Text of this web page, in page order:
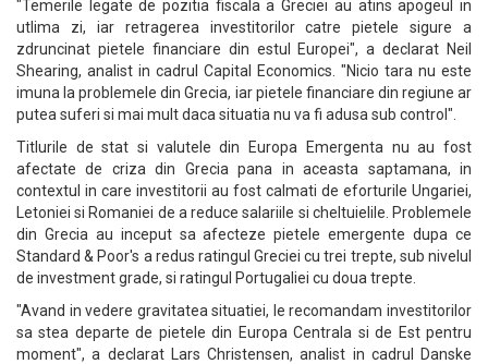
"Temerile legate de pozitia fiscala a Greciei au atins apogeul in
utlima zi, iar retragerea investitorilor catre pietele sigure a
zdruncinat pietele financiare din estul Europei", a declarat Neil
Shearing, analist in cadrul Capital Economics. "Nicio tara nu este
imuna la problemele din Grecia, iar pietele financiare din regiune ar
putea suferi si mai mult daca situatia nu va fi adusa sub control".
Titlurile de stat si valutele din Europa Emergenta nu au fost
afectate de criza din Grecia pana in aceasta saptamana, in
contextul in care investitorii au fost calmati de eforturile Ungariei,
Letoniei si Romaniei de a reduce salariile si cheltuielile. Problemele
din Grecia au inceput sa afecteze pietele emergente dupa ce
Standard & Poor's a redus ratingul Greciei cu trei trepte, sub nivelul
de investment grade, si ratingul Portugaliei cu doua trepte.
"Avand in vedere gravitatea situatiei, le recomandam investitorilor
sa stea departe de pietele din Europa Centrala si de Est pentru
moment", a declarat Lars Christensen, analist in cadrul Danske